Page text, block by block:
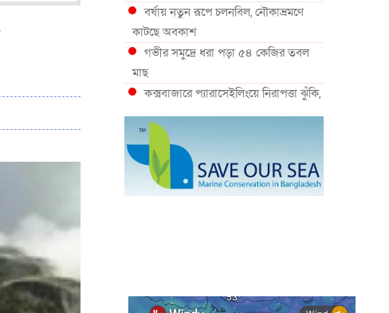
বর্ষায় নতুন রূপে চলনবিল, নৌকাভ্রমণে
কাটছে অবকাশ
গভীর সমুদ্রে ধরা পড়া ৫৪ কেজির তবল
মাছ
কক্সবাজারে প্যারাসেইলিংয়ে নিরাপত্তা ঝুঁকি,
নেই স্থায়ী পদক্ষেপ
১৩ জেলায় ঝোড়ো হাওয়া-বজ্রবৃষ্টির শঙ্কা,
নদীবন্দরে ১ নম্বর সতর্কসংকেত
দেশের ৫ জেলায় বন্যার শঙ্কা
দেশের বিভিন্ন অঞ্চলে বজ্রবৃষ্টির আভাস,